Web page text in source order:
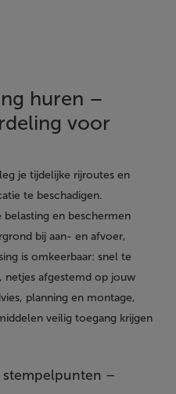
huren –
voor
je tijdelijke rijroutes en
te beschadigen.
en beschermen
bij aan- en afvoer,
is omkeerbaar: snel te
netjes afgestemd op jouw
planning en montage,
veilig toegang krijgen
stempelpunten –